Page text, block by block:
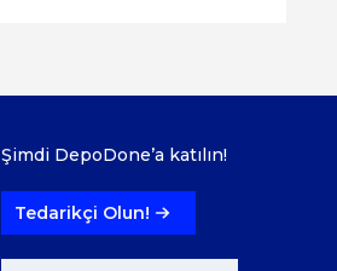
Şimdi DepoDone’a katılın!
Tedarikçi Olun!